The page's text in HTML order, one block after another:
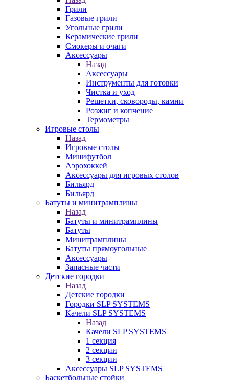
Грили
Газовые грили
Угольные грили
Керамические грили
Смокеры и очаги
Аксессуары
Назад
Аксессуары
Инструменты для готовки
Чистка и уход
Решетки, сковороды, камни
Розжиг и копчение
Термометры
Игровые столы
Назад
Игровые столы
Минифутбол
Аэрохоккей
Аксессуары для игровых столов
Бильяpд
Бильяpд
Батуты и минитрамплины
Назад
Батуты и минитрамплины
Батуты
Минитрамплины
Батуты прямоугольные
Аксессуары
Запасные части
Детские городки
Назад
Детские городки
Городки SLP SYSTEMS
Качели SLP SYSTEMS
Назад
Качели SLP SYSTEMS
1 секция
2 секции
3 секции
Аксессуары SLP SYSTEMS
Баскетбольные стойки